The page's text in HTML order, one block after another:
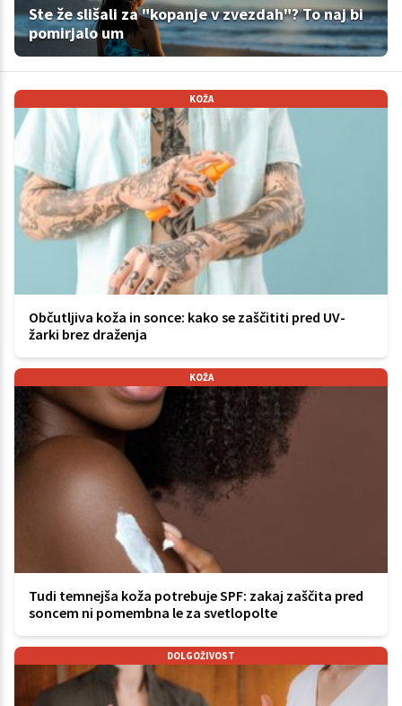
Ste že slišali za "kopanje v zvezdah"? To naj bi
pomirjalo um
KOŽA
Občutljiva koža in sonce: kako se zaščititi pred UV-
žarki brez draženja
KOŽA
Tudi temnejša koža potrebuje SPF: zakaj zaščita pred
soncem ni pomembna le za svetlopolte
DOLGOŽIVOST